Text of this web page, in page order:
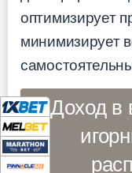
оптимизирует
минимизирует
Доход в